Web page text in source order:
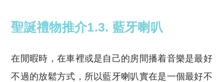
聖誕禮物推介1.3. 藍牙喇叭
在閒暇時，在車裡或是自己的房間播着音樂是最好
不過的放鬆方式，所以藍牙喇叭實在是一個最好不